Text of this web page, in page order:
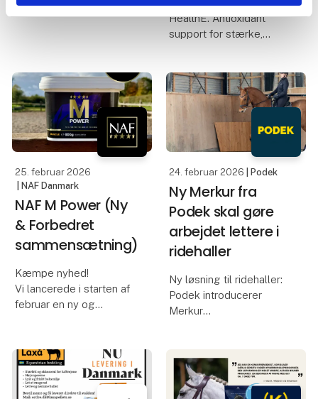
har i mange år haft rigtig
gode
fysioterapeuter,
beslagsmede, ryttere,
trænere og m
HealthE. Antioxidant
support for stærke,
HealthE er udviklet til
heste, hvor
muskelfunktion og
restitution kræver ekstra
støtte eller hvor behovet
25. februar 2026
| NAF Danmark
NAF M Power (Ny
& Forbedret
sammensætning)
Kæmpe nyhed! ⁠
Vi lancerede i starten af
februar en ny og
Formlen er udviklet i
samarbejde med
dyrlæger og
24. februar 2026 | Podek
Ny Merkur fra
Podek skal gøre
arbejdet lettere i
ridehaller
Ny løsning til ridehaller:
Podek introducerer
Merkur
sortiment til
hestebranchen med
lanceringen af Merkur –